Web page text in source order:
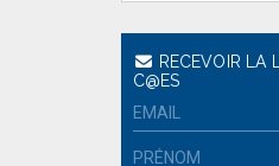
RECEVOIR LA
C@ES